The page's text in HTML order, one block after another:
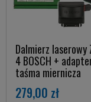
Dalmierz laserowy
4 BOSCH +
taśma miernicza
279,00 zł